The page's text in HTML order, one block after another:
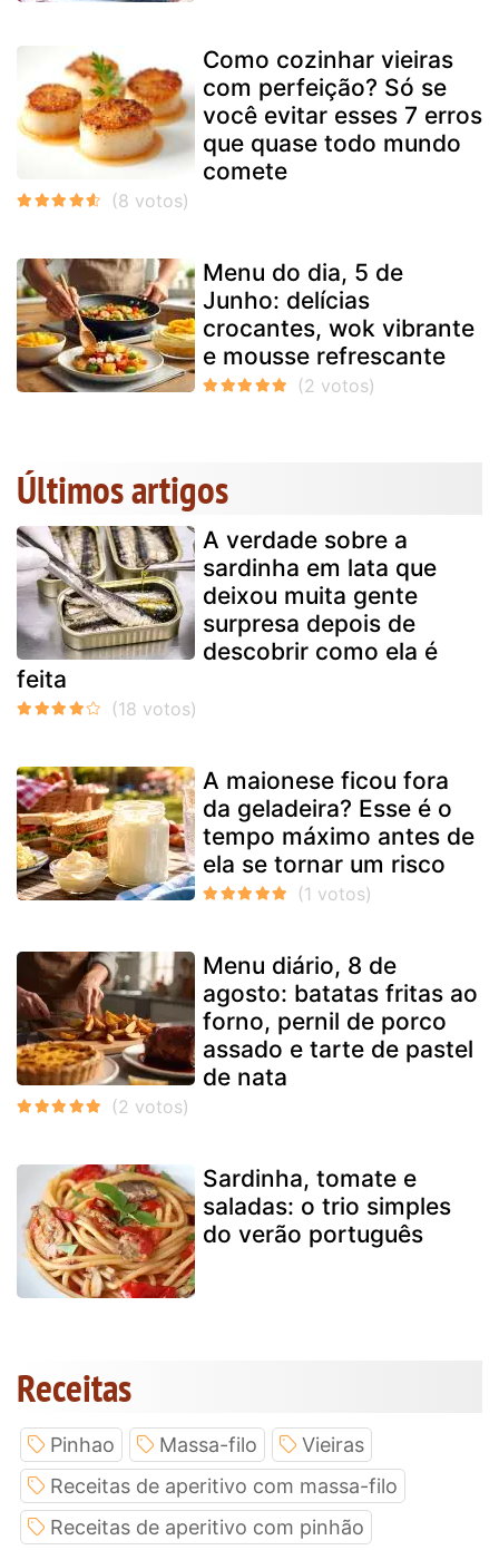
Como cozinhar vieiras
com perfeição? Só se
você evitar esses 7 erros
que quase todo mundo
comete
Menu do dia, 5 de
Junho: delícias
crocantes, wok vibrante
e mousse refrescante
Últimos artigos
A verdade sobre a
sardinha em lata que
deixou muita gente
surpresa depois de
descobrir como ela é
feita
A maionese ficou fora
da geladeira? Esse é o
tempo máximo antes de
ela se tornar um risco
Menu diário, 8 de
agosto: batatas fritas ao
forno, pernil de porco
assado e tarte de pastel
de nata
Sardinha, tomate e
saladas: o trio simples
do verão português
Receitas
Pinhao Massa-filo
Vieiras
Receitas de aperitivo com massa-filo
Receitas de aperitivo com pinhão